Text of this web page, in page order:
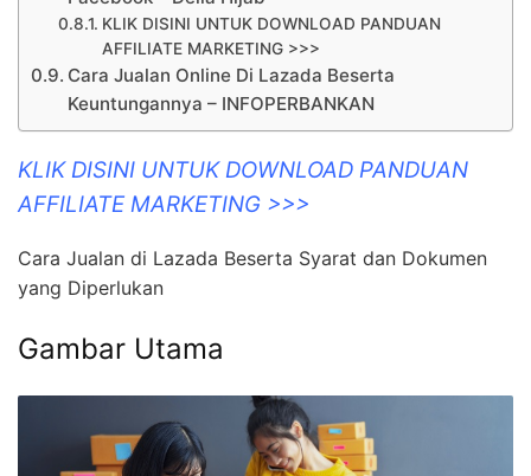
KLIK DISINI UNTUK DOWNLOAD PANDUAN
AFFILIATE MARKETING >>>
Cara Jualan Online Di Lazada Beserta
Keuntungannya – INFOPERBANKAN
KLIK DISINI UNTUK DOWNLOAD PANDUAN
AFFILIATE MARKETING >>>
Cara Jualan di Lazada Beserta Syarat dan Dokumen
yang Diperlukan
Gambar Utama